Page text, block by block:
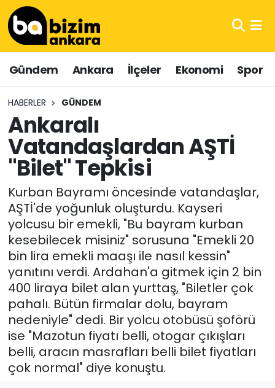
Gündem Ankara İlçeler Ekonomi Spor
HABERLER GÜNDEM
Ankaralı
Vatandaşlardan AŞTİ
"Bilet" Tepkisi
Kurban Bayramı öncesinde vatandaşlar,
AŞTİ'de yoğunluk oluşturdu. Kayseri
yolcusu bir emekli, "Bu bayram kurban
kesebilecek misiniz" sorusuna "Emekli 20
bin lira emekli maaşı ile nasıl kessin"
yanıtını verdi. Ardahan'a gitmek için 2 bin
400 liraya bilet alan yurttaş, "Biletler çok
pahalı. Bütün firmalar dolu, bayram
nedeniyle" dedi. Bir yolcu otobüsü şoförü
ise "Mazotun fiyatı belli, otogar çıkışları
belli, aracın masrafları belli bilet fiyatları
çok normal" diye konuştu.
Hava Durumu
Trafik Durumu
Süper Lig Puan Durumu ve Fikstür
Tüm Manşetler
Son Dakika Haberleri
Haber Arşivi